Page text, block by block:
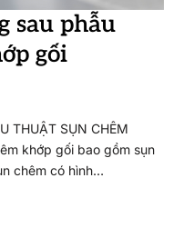
sau phẫu
gối
THUẬT SỤN CHÊM
khớp gối bao gồm sụn
chêm có hình…